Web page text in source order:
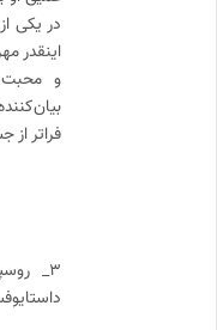
در یکی
اینقدر
و
فراتر
۳_